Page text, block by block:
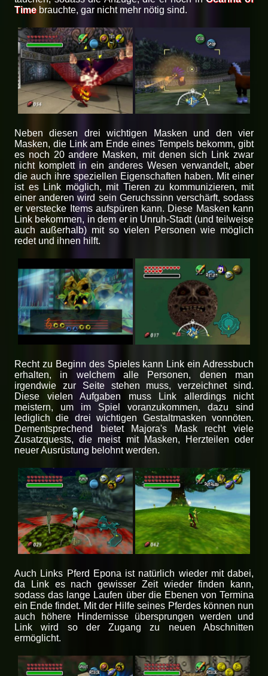
Timebrauchte, gar nicht mehr nötig sind.
Neben diesen drei wichtigen Masken und den vier
Masken, die Link am Ende eines Tempels bekomm, gibt
es noch 20 andere Masken, mit denen sich Link zwar
nicht komplett in ein anderes Wesen verwandelt, aber
die auch ihre speziellen Eigenschaften haben. Mit einer
ist es Link möglich, mit Tieren zu kommunizieren, mit
einer anderen wird sein Geruchssinn verschärft, sodass
er verstecke Items aufspüren kann. Diese Masken kann
Link bekommen, in dem er in Unruh-Stadt (und teilweise
auch außerhalb) mit so vielen Personen wie möglich
redet und ihnen hilft.
Recht zu Beginn des Spieles kann Link ein Adressbuch
erhalten, in welchem alle Personen, denen man
irgendwie zur Seite stehen muss, verzeichnet sind.
Diese vielen Aufgaben muss Link allerdings nicht
meistern, um im Spiel voranzukommen, dazu sind
lediglich die drei wichtigen Gestaltmasken vonnöten.
Dementsprechend bietet Majora's Mask recht viele
Zusatzquests, die meist mit Masken, Herzteilen oder
neuer Ausrüstung belohnt werden.
Auch Links Pferd Epona ist natürlich wieder mit dabei,
da Link es nach gewisser Zeit wieder finden kann,
sodass das lange Laufen über die Ebenen von Termina
ein Ende findet. Mit der Hilfe seines Pferdes können nun
auch höhere Hindernisse übersprungen werden und
Link wird so der Zugang zu neuen Abschnitten
ermöglicht.